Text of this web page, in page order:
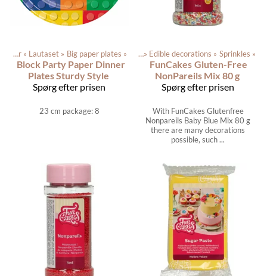
Festartikler ‪» Lautaset ‪» Big paper plates ‪»
Block Party Paper Dinner
Plates Sturdy Style
Spørg efter prisen
23 cm package: 8
Produkterne‪» Dagligvarer ‪» Edible decorations ‪» Sprinkles ‪»
FunCakes Gluten-Free
NonPareils Mix 80 g
Spørg efter prisen
With FunCakes Glutenfree
Nonpareils Baby Blue Mix 80 g
there are many decorations
possible, such ...